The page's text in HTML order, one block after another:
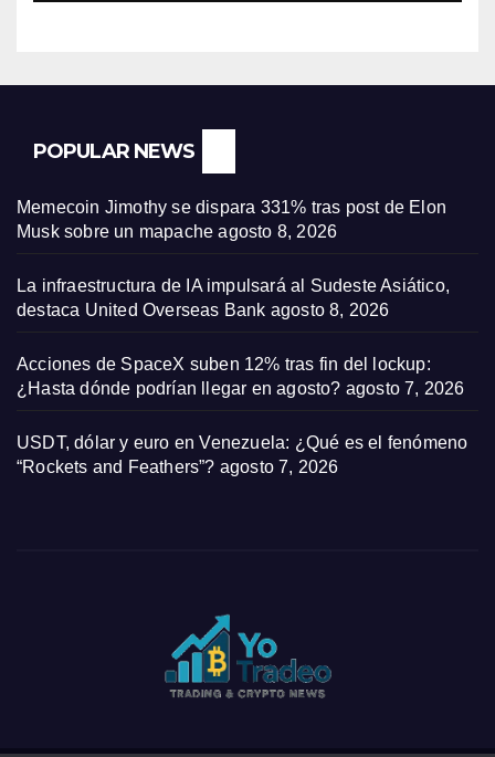
POPULAR NEWS
Memecoin Jimothy se dispara 331% tras post de Elon
Musk sobre un mapache agosto 8, 2026
La infraestructura de IA impulsará al Sudeste Asiático,
destaca United Overseas Bank agosto 8, 2026
Acciones de SpaceX suben 12% tras fin del lockup:
¿Hasta dónde podrían llegar en agosto? agosto 7, 2026
USDT, dólar y euro en Venezuela: ¿Qué es el fenómeno
“Rockets and Feathers”? agosto 7, 2026